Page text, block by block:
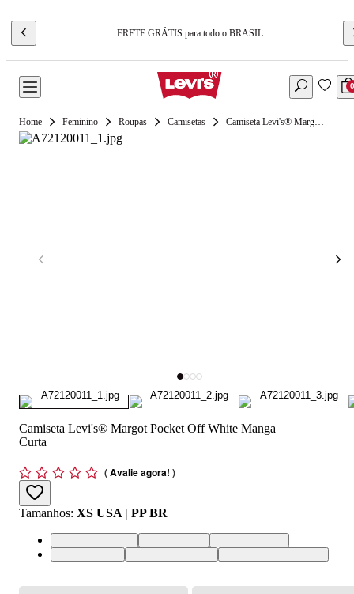
FRETE GRÁTIS para todo o BRASIL
0
Feminino Roupas Camisetas Camiseta Levi's® Margot Pocket Off White Manga Curta
Camiseta Levi's® Margot Pocket Off White Manga
Curta
(Avalie agora! )
Tamanhos: XS USA | PP BR
XS USA | PP BRS USA | P BRM USA | M BR
L USA | G BRXL USA | GG BRXXL USA | EGG BR